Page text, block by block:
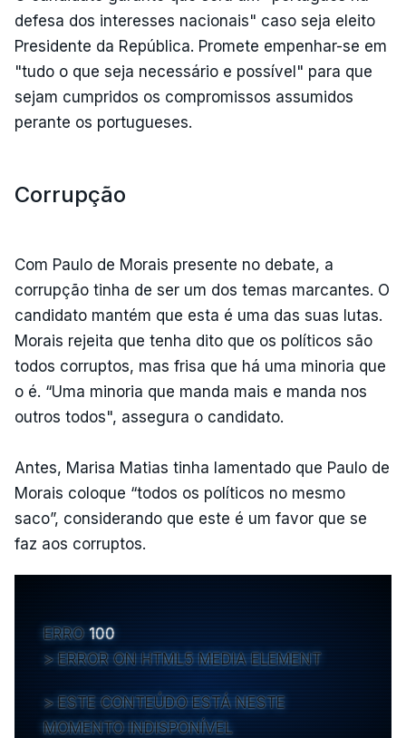
defesa dos interesses nacionais" caso seja eleito
Presidente da República. Promete empenhar-se em
"tudo o que seja necessário e possível" para que
sejam cumpridos os compromissos assumidos
perante os portugueses.
Corrupção
Com Paulo de Morais presente no debate, a
corrupção tinha de ser um dos temas marcantes. O
candidato mantém que esta é uma das suas lutas.
Morais rejeita que tenha dito que os políticos são
todos corruptos, mas frisa que há uma minoria que
o é. “Uma minoria que manda mais e manda nos
outros todos", assegura o candidato.
Antes, Marisa Matias tinha lamentado que Paulo de
Morais coloque “todos os políticos no mesmo
saco”, considerando que este é um favor que se
faz aos corruptos.
ERRO 100
ERROR ON HTML5 MEDIA ELEMENT
ESTE CONTEÚDO ESTÁ NESTE
MOMENTO INDISPONÍVEL